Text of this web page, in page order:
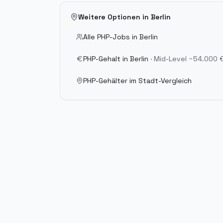
Weitere Optionen in Berlin
Alle PHP-Jobs in Berlin
PHP-Gehalt in Berlin · Mid-Level ~54.000
PHP-Gehälter im Stadt-Vergleich